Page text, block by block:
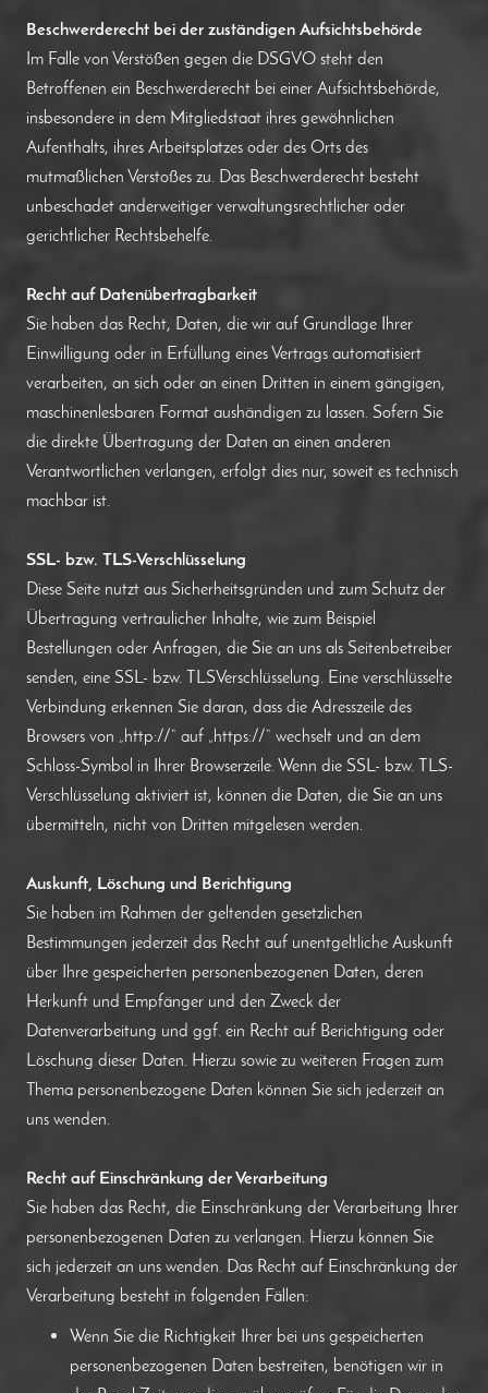
Beschwerderecht bei der zuständigen Aufsichtsbehörde
Im Falle von Verstößen gegen die DSGVO steht den
Betroffenen ein Beschwerderecht bei einer Aufsichtsbehörde,
insbesondere in dem Mitgliedstaat ihres gewöhnlichen
Aufenthalts, ihres Arbeitsplatzes oder des Orts des
mutmaßlichen Verstoßes zu. Das Beschwerderecht besteht
unbeschadet anderweitiger verwaltungsrechtlicher oder
gerichtlicher Rechtsbehelfe.
Recht auf Datenübertragbarkeit
Sie haben das Recht, Daten, die wir auf Grundlage Ihrer
Einwilligung oder in Erfüllung eines Vertrags automatisiert
verarbeiten, an sich oder an einen Dritten in einem gängigen,
maschinenlesbaren Format aushändigen zu lassen. Sofern Sie
die direkte Übertragung der Daten an einen anderen
Verantwortlichen verlangen, erfolgt dies nur, soweit es technisch
machbar ist.
SSL- bzw. TLS-Verschlüsselung
Diese Seite nutzt aus Sicherheitsgründen und zum Schutz der
Übertragung vertraulicher Inhalte, wie zum Beispiel
Bestellungen oder Anfragen, die Sie an uns als Seitenbetreiber
senden, eine SSL- bzw. TLSVerschlüsselung. Eine verschlüsselte
Verbindung erkennen Sie daran, dass die Adresszeile des
Browsers von „http://“ auf „https://“ wechselt und an dem
Schloss-Symbol in Ihrer Browserzeile. Wenn die SSL- bzw. TLS-
Verschlüsselung aktiviert ist, können die Daten, die Sie an uns
übermitteln, nicht von Dritten mitgelesen werden.
Auskunft, Löschung und Berichtigung
Sie haben im Rahmen der geltenden gesetzlichen
Bestimmungen jederzeit das Recht auf unentgeltliche Auskunft
über Ihre gespeicherten personenbezogenen Daten, deren
Herkunft und Empfänger und den Zweck der
Datenverarbeitung und ggf. ein Recht auf Berichtigung oder
Löschung dieser Daten. Hierzu sowie zu weiteren Fragen zum
Thema personenbezogene Daten können Sie sich jederzeit an
uns wenden.
Recht auf Einschränkung der Verarbeitung
Sie haben das Recht, die Einschränkung der Verarbeitung Ihrer
personenbezogenen Daten zu verlangen. Hierzu können Sie
sich jederzeit an uns wenden. Das Recht auf Einschränkung der
Verarbeitung besteht in folgenden Fällen:
Wenn Sie die Richtigkeit Ihrer bei uns gespeicherten
personenbezogenen Daten bestreiten, benötigen wir in